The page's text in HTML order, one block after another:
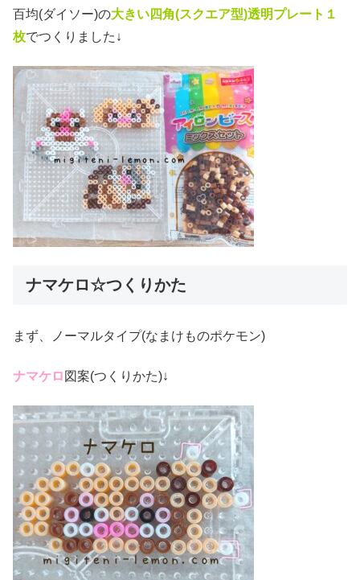
百均(ダイソー)の大きい四角(スクエア型)透明プレート１
枚でつくりました↓
ナマケロ☆つくりかた
まず、ノーマルタイプ(なまけものポケモン)
ナマケロ 図案(つくりかた)↓